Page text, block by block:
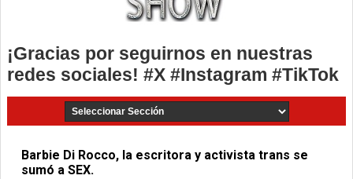
¡Gracias por seguirnos en nuestras
redes sociales! #X #Instagram #TikTok
Barbie Di Rocco, la escritora y activista trans se
sumó a SEX.